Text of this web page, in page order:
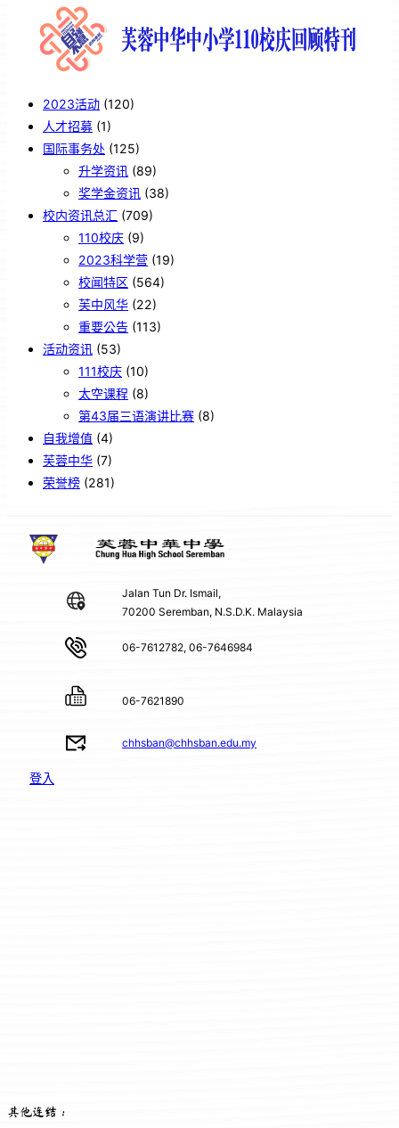
2023活动 (120)
人才招募 (1)
国际事务处 (125)
升学资讯 (89)
奖学金资讯 (38)
校内资讯总汇 (709)
110校庆 (9)
2023科学营 (19)
校闻特区 (564)
芙中风华 (22)
重要公告 (113)
活动资讯 (53)
111校庆 (10)
太空课程 (8)
第43届三语演讲比赛 (8)
自我增值 (4)
芙蓉中华 (7)
荣誉榜 (281)
Jalan Tun Dr. Ismail,
70200 Seremban, N.S.D.K. Malaysia
06-7612782, 06-7646984
06-7621890
chhsban@chhsban.edu.my
登入
其他连结：